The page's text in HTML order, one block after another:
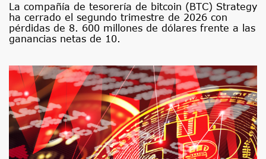
La compañía de tesorería de bitcoin (BTC) Strategy
ha cerrado el segundo trimestre de 2026 con
pérdidas de 8. 600 millones de dólares frente a las
ganancias netas de 10.